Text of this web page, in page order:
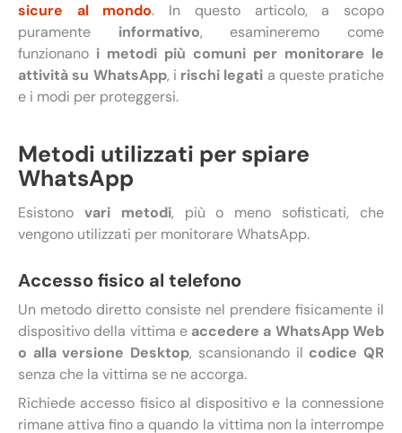
sicure al mondo. In questo articolo, a scopo
puramente informativo, esamineremo come
funzionano i metodi più comuni per monitorare le
attività su WhatsApp, i rischi legati a queste pratiche
e i modi per proteggersi.
Metodi utilizzati per spiare
WhatsApp
Esistono vari metodi, più o meno sofisticati, che
vengono utilizzati per monitorare WhatsApp.
Accesso fisico al telefono
Un metodo diretto consiste nel prendere fisicamente il
dispositivo della vittima e accedere a WhatsApp Web
o alla versione Desktop, scansionando il codice QR
senza che la vittima se ne accorga.
Richiede accesso fisico al dispositivo e la connessione
rimane attiva fino a quando la vittima non la interrompe